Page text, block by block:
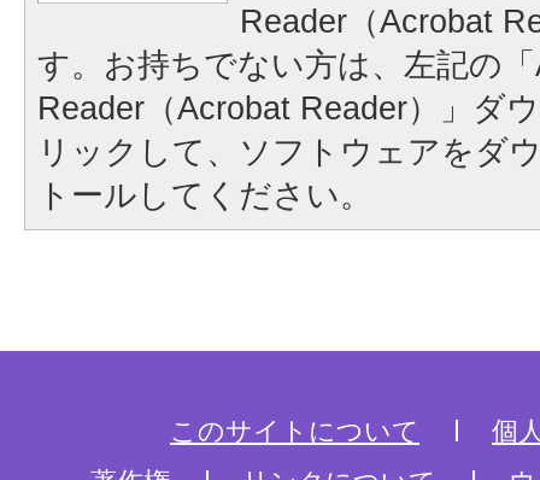
Reader（Acrobat
す。お持ちでない方は、左記の
Reader（Acrobat Reader）」ダ
リックして、ソフトウェアをダ
トールしてください。
このサイトについて
個